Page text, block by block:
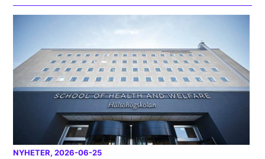
NYHETER, 2026-06-25